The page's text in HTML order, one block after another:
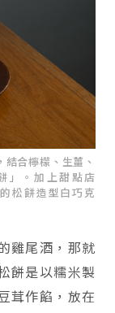
合檸檬、生薑、
」。加上甜點店
松餅造型白巧克
雞尾酒，那就
餅是以糯米製
茸作餡，放在